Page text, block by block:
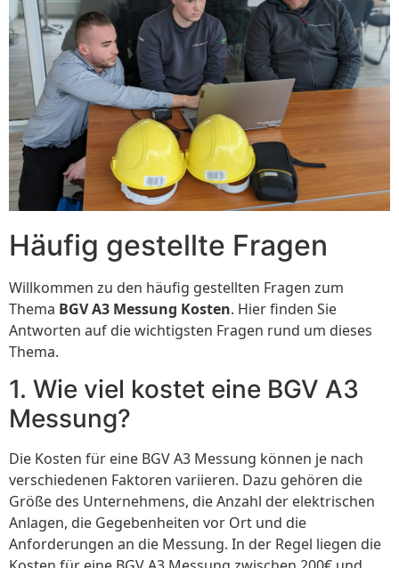
Häufig gestellte Fragen
Willkommen zu den häufig gestellten Fragen zum
Thema BGV A3 Messung Kosten. Hier finden Sie
Antworten auf die wichtigsten Fragen rund um dieses
Thema.
1. Wie viel kostet eine BGV A3
Messung?
Die Kosten für eine BGV A3 Messung können je nach
verschiedenen Faktoren variieren. Dazu gehören die
Größe des Unternehmens, die Anzahl der elektrischen
Anlagen, die Gegebenheiten vor Ort und die
Anforderungen an die Messung. In der Regel liegen die